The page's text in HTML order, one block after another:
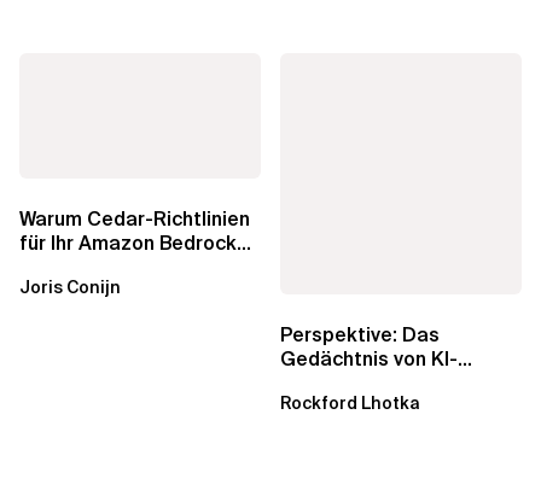
Warum Cedar-Richtlinien
für Ihr Amazon Bedrock
wichtig sind
Joris Conijn
Perspektive: Das
Gedächtnis von KI-
dem...
Rockford Lhotka